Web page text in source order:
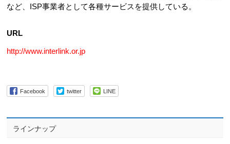
など、ISP事業者として各種サービスを提供している。
URL
http://www.interlink.or.jp
Facebook twitter LINE
ラインナップ